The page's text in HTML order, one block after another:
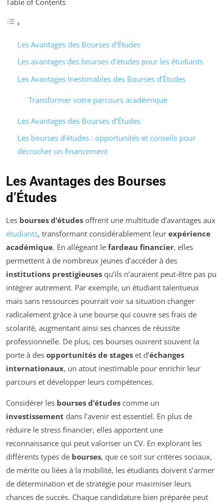
Les Avantages des Bourses d’Études
Les avantages des bourses d’études pour les étudiants
Les Avantages Inestimables des Bourses d’Études
Transformer votre parcours académique
Les Avantages des Bourses d’Études
Les bourses d’études : opportunités et conseils pour
décrocher un financement
Les Avantages des Bourses
d’Études
Les bourses d’études offrent une multitude d’avantages aux
étudiants, transformant considérablement leur expérience
académique. En allégeant le fardeau financier, elles
permettent à de nombreux jeunes d’accéder à des
institutions prestigieuses qu’ils n’auraient peut-être pas pu
intégrer autrement. Par exemple, un étudiant talentueux
mais sans ressources pourrait voir sa situation changer
radicalement grâce à une bourse qui couvre ses frais de
scolarité, augmentant ainsi ses chances de réussite
professionnelle. De plus, ces bourses ouvrent souvent la
porte à des opportunités de stages et d’échanges
internationaux, un atout inestimable pour enrichir leur
parcours et développer leurs compétences.
Considérer les bourses d’études comme un
investissement dans l’avenir est essentiel. En plus de
réduire le stress financier, elles apportent une
reconnaissance qui peut valoriser un CV. En explorant les
différents types de bourses, que ce soit sur critères sociaux,
de mérite ou liées à la mobilité, les étudiants doivent s’armer
de détermination et de stratégie pour maximiser leurs
chances de succès. Chaque candidature bien préparée peut